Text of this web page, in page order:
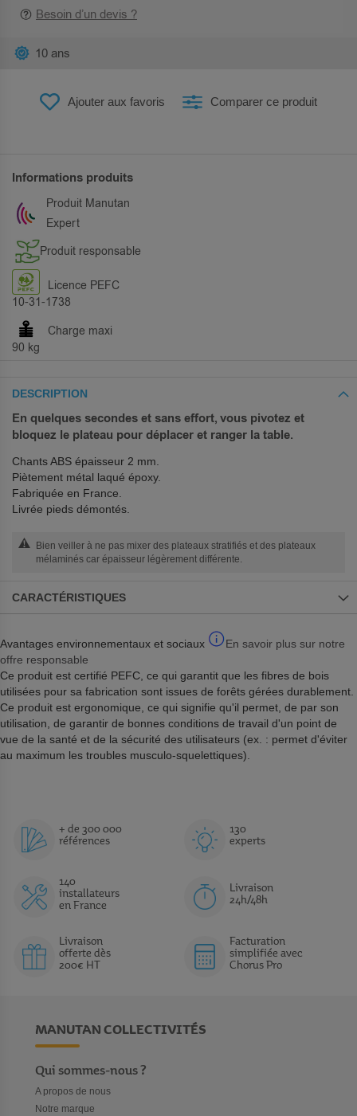
Besoin d’un devis ?
Ajouter aux favoris Comparer ce produit
10 ans
Informations produits
Produit Manutan
Expert
Produit responsable
10-31-1738
Licence PEFC
90 kg
Charge maxi
DESCRIPTION
En quelques secondes et sans effort, vous pivotez et
bloquez le plateau pour déplacer et ranger la table.
Chants ABS épaisseur 2 mm.
Piètement métal laqué époxy.
Fabriquée en France.
Livrée pieds démontés.
Bien veiller à ne pas mixer des plateaux stratifiés et des plateaux
mélaminés car épaisseur légèrement différente.
CARACTÉRISTIQUES
Avantages environnementaux et sociaux
En savoir plus sur notre
offre responsable
Ce produit est certifié PEFC, ce qui garantit que les fibres de bois
utilisées pour sa fabrication sont issues de forêts gérées durablement.
Ce produit est ergonomique, ce qui signifie qu'il permet, de par son
utilisation, de garantir de bonnes conditions de travail d'un point de
vue de la santé et de la sécurité des utilisateurs (ex. : permet d'éviter
au maximum les troubles musculo-squelettiques).
+ de 300 000
références
130
experts
140
installateurs
en France
Livraison
24h/48h
Livraison
offerte dès
200€ HT
Facturation
simplifiée avec
Chorus Pro
MANUTAN COLLECTIVITÉS
Qui sommes-nous ?
A propos de nous
Notre marque